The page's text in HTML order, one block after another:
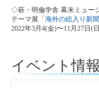
◇萩・明倫学舎 幕末ミュー
テーマ展「 海外の絵入り新
2022年3月4(金)〜11月27日(
イベント情報